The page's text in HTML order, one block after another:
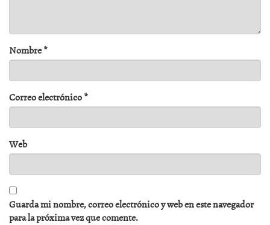
Nombre*
Correo electrónico*
Web
Guarda mi nombre, correo electrónico y web en este navegador
para la próxima vez que comente.